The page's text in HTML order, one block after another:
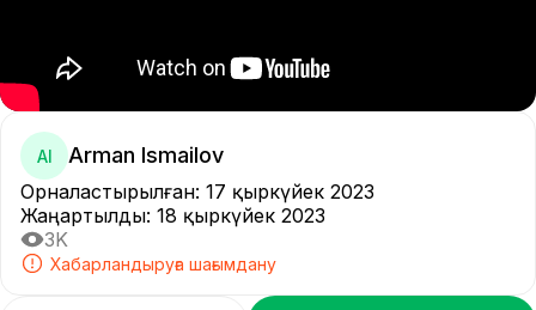
AI Arman Ismailov
Орналастырылған: 17 қыркүйек 2023
Жаңартылды: 18 қыркүйек 2023
3K
Хабарландыруға шағымдану